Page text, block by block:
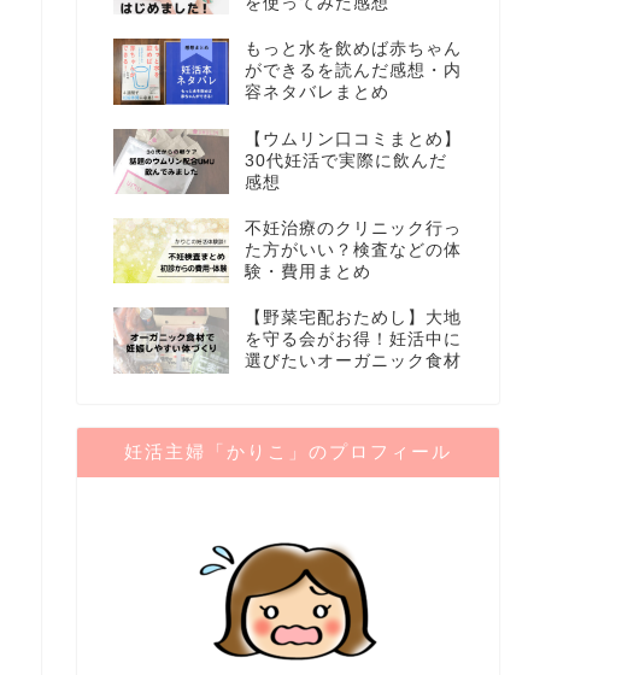
もっと水を飲めば赤ちゃん
ができるを読んだ感想・内
容ネタバレまとめ
【ウムリン口コミまとめ】
30代妊活で実際に飲んだ
感想
不妊治療のクリニック行っ
た方がいい？検査などの体
験・費用まとめ
【野菜宅配おためし】大地
を守る会がお得！妊活中に
選びたいオーガニック食材
妊活主婦「かりこ」のプロフィール